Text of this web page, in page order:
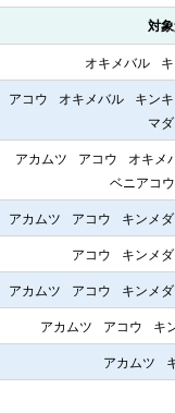
対
オキメバル
アコウ オキメバル キンキ
マ
アカムツ アコウ オキメ
ベニアコウ
アカムツ アコウ キンメ
アコウ キンメ
アカムツ アコウ キンメ
アカムツ アコウ キ
アカムツ